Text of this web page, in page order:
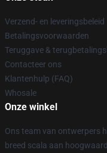
Verzend- en leveringsbeleid
Betalingsvoorwaarden
Teruggave &
Contacteer ons
Klantenhulp (FAQ)
Whosale
Onze winkel
Ons team van ontwerpers
breed scala aan